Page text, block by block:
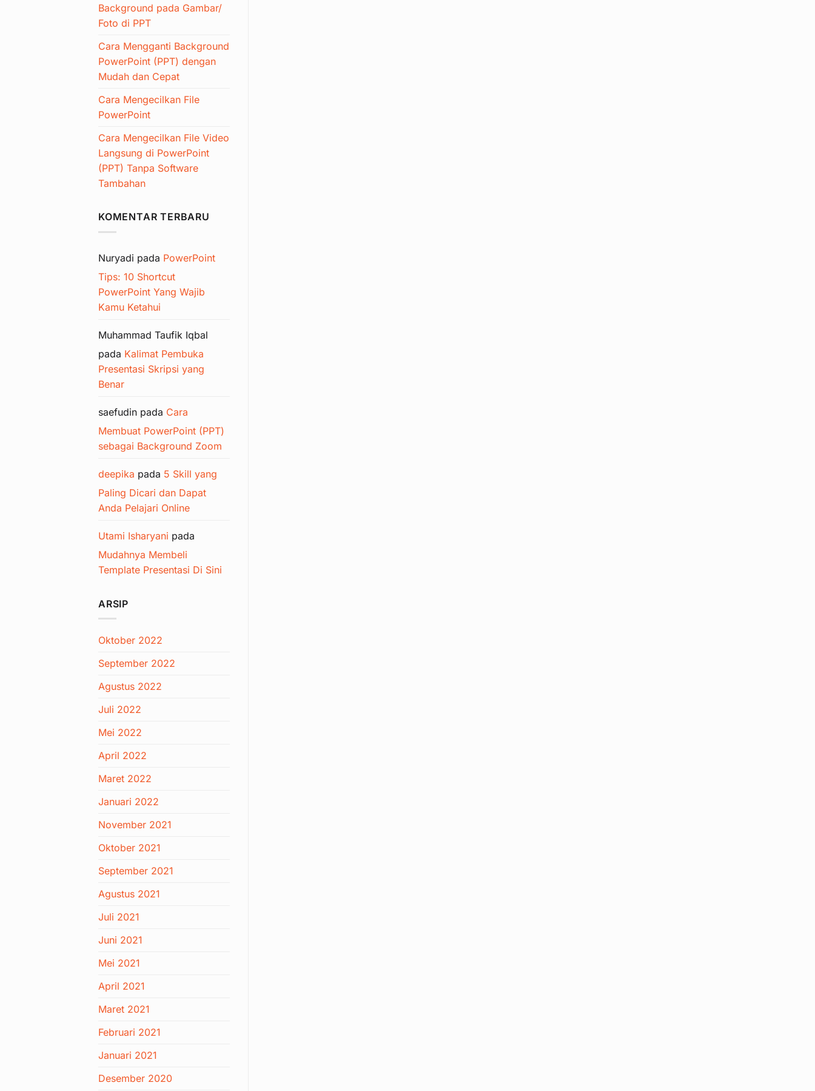
Background pada Gambar/
Foto di PPT
Cara Mengganti Background
PowerPoint (PPT) dengan
Mudah dan Cepat
Cara Mengecilkan File
PowerPoint
Cara Mengecilkan File Video
Langsung di PowerPoint
(PPT) Tanpa Software
Tambahan
KOMENTAR TERBARU
Nuryadi pada PowerPoint
Tips: 10 Shortcut
PowerPoint Yang Wajib
Kamu Ketahui
Muhammad Taufik Iqbal
pada Kalimat Pembuka
Presentasi Skripsi yang
Benar
saefudin pada Cara
Membuat PowerPoint (PPT)
sebagai Background Zoom
deepika pada 5 Skill yang
Paling Dicari dan Dapat
Anda Pelajari Online
Utami Isharyani pada
Mudahnya Membeli
Template Presentasi Di Sini
ARSIP
Oktober 2022
September 2022
Agustus 2022
Juli 2022
Mei 2022
April 2022
Maret 2022
Januari 2022
November 2021
Oktober 2021
September 2021
Agustus 2021
Juli 2021
Juni 2021
Mei 2021
April 2021
Maret 2021
Februari 2021
Januari 2021
Desember 2020